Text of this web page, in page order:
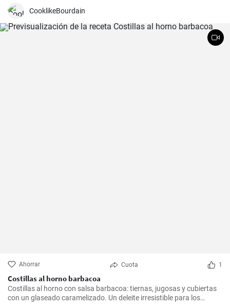
CooklikeBourdain
Ahorrar Cuota 1
Costillas al horno barbacoa
Costillas al horno con salsa barbacoa: tiernas, jugosas y cubiertas
con un glaseado caramelizado. Un deleite irresistible para los